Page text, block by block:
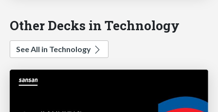
Other Decks in Technology
See All in Technology